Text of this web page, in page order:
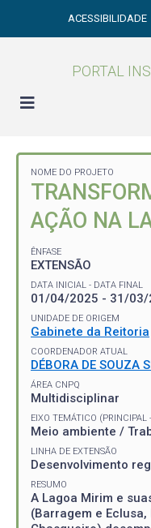
ACESSIBILIDADE
PORTAL
NOME DO PROJETO
AÇÃO NA
ÊNFASE
EXTENSÃO
DATA INICIAL - DATA FINAL
01/04/2025 - 31/03/
UNIDADE DE ORIGEM
Gabinete da Reitoria
COORDENADOR ATUAL
DÉBORA DE SOUZA
ÁREA CNPQ
Multidisciplinar
EIXO TEMÁTICO (PRINCIPAL
Meio ambiente /
LINHA DE EXTENSÃO
Desenvolvimento
RESUMO
A Lagoa Mirim e
(Barragem e